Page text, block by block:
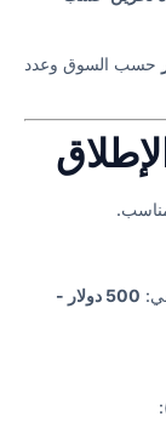
حسب السوق وعدد
500 دولار -